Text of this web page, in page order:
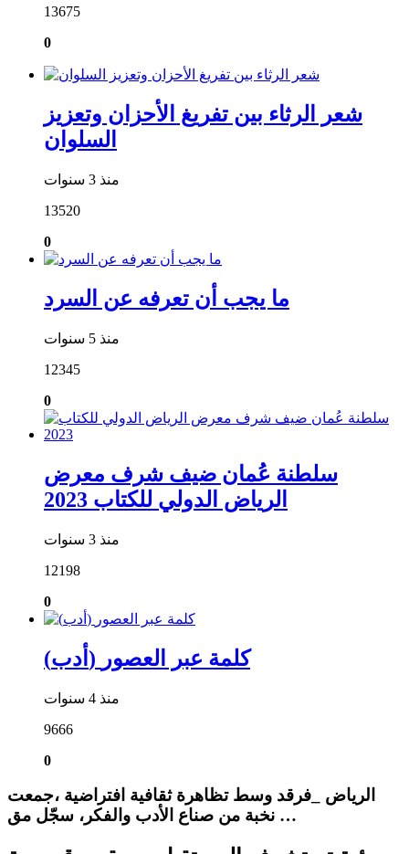
13675
0
شعر الرثاء بين تفريغ الأحزان وتعزيز
السلوان
منذ 3 سنوات
13520
0
ما يجب أن تعرفه عن السرد
منذ 5 سنوات
12345
0
سلطنة عُمان ضيف شرف معرض
الرياض الدولي للكتاب 2023
منذ 3 سنوات
12198
0
(أدب) كلمة عبر العصور
منذ 4 سنوات
9666
0
الرياض _فرقد وسط تظاهرة ثقافية افتراضية ،جمعت
نخبة من صناع الأدب والفكر، سجّل مق …